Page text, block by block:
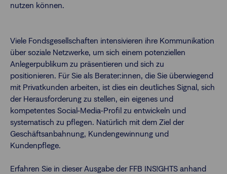
nutzen können.
Viele Fondsgesellschaften intensivieren ihre Kommunikation
über soziale Netzwerke, um sich einem potenziellen
Anlegerpublikum zu präsentieren und sich zu
positionieren. Für Sie als Berater:innen, die Sie überwiegend
mit Privatkunden arbeiten, ist dies ein deutliches Signal, sich
der Herausforderung zu stellen, ein eigenes und
kompetentes Social-Media-Profil zu entwickeln und
systematisch zu pflegen. Natürlich mit dem Ziel der
Geschäftsanbahnung, Kundengewinnung und
Kundenpflege.
Erfahren Sie in dieser Ausgabe der FFB INS!GHTS anhand